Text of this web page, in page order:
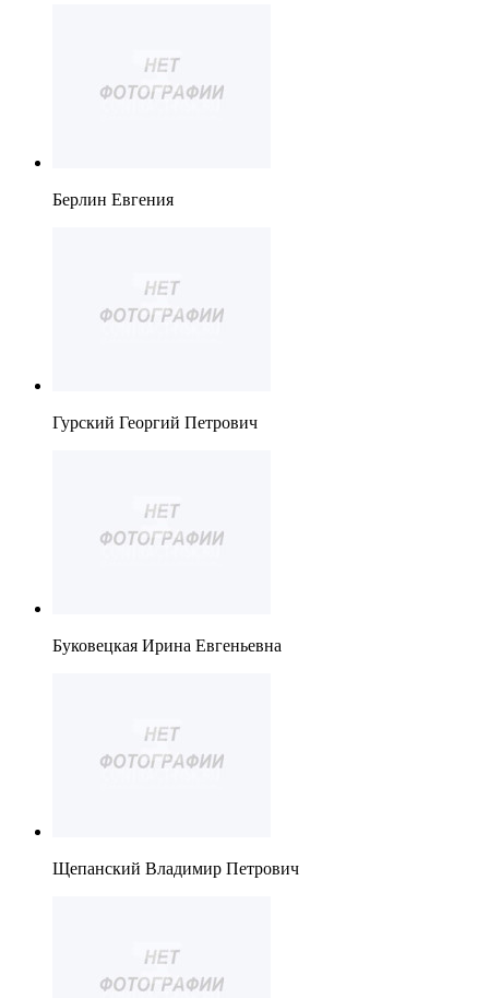
Берлин Евгения
Гурский Георгий Петрович
Буковецкая Ирина Евгеньевна
Щепанский Владимир Петрович